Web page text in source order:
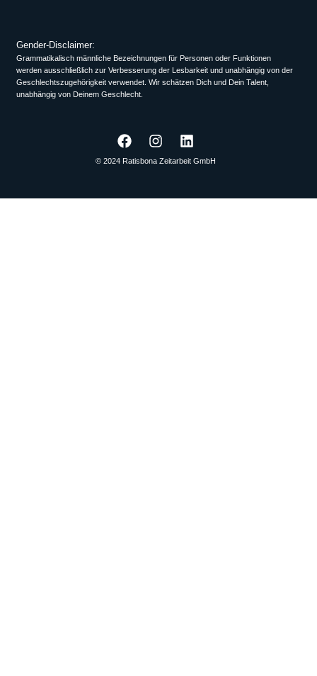
Gender-Disclaimer:
Grammatikalisch männliche Bezeichnungen für Personen oder Funktionen
werden ausschließlich zur Verbesserung der Lesbarkeit und unabhängig von der
Geschlechtszugehörigkeit verwendet. Wir schätzen Dich und Dein Talent,
unabhängig von Deinem Geschlecht.
© 2024 Ratisbona Zeitarbeit GmbH